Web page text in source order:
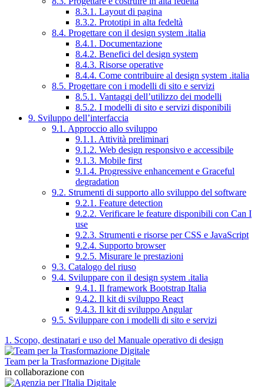
8.3.1. Layout di pagina
8.3.2. Prototipi in alta fedeltà
8.4. Progettare con il design system .italia
8.4.1. Documentazione
8.4.2. Benefici del design system
8.4.3. Risorse operative
8.4.4. Come contribuire al design system .italia
8.5. Progettare con i modelli di sito e servizi
8.5.1. Vantaggi dell’utilizzo dei modelli
8.5.2. I modelli di sito e servizi disponibili
9. Sviluppo dell’interfaccia
9.1. Approccio allo sviluppo
9.1.1. Attività preliminari
9.1.2. Web design responsivo e accessibile
9.1.3. Mobile first
9.1.4. Progressive enhancement e Graceful
degradation
9.2. Strumenti di supporto allo sviluppo del software
9.2.1. Feature detection
9.2.2. Verificare le feature disponibili con Can I
use
9.2.3. Strumenti e risorse per CSS e JavaScript
9.2.4. Supporto browser
9.2.5. Misurare le prestazioni
9.3. Catalogo del riuso
9.4. Sviluppare con il design system .italia
9.4.1. Il framework Bootstrap Italia
9.4.2. Il kit di sviluppo React
9.4.3. Il kit di sviluppo Angular
9.5. Sviluppare con i modelli di sito e servizi
1. Scopo, destinatari e uso del Manuale operativo di design
Team per la Trasformazione Digitale
in collaborazione con